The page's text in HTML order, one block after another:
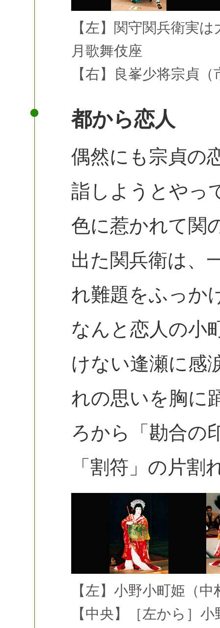
【左】関守関兵衛実
月歌舞伎座
【右】良峯少将宗貞
都から恋人
偶然にも宗貞の
詣しようとやっ
色に惹かれて関
出た関兵衛は、
れ難題をふっか
なんと恋人の小
けない逢瀬に感
れの思いを胸に
ろから「勘合の
「割符」の片割
【左】小野小町姫（
【中央】［左から］